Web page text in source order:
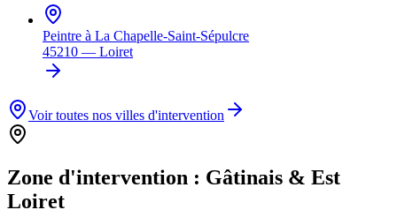
Peintre à La Chapelle-Saint-Sépulcre
45210 — Loiret
Voir toutes nos villes d'intervention
Zone d'intervention : Gâtinais & Est
Loiret